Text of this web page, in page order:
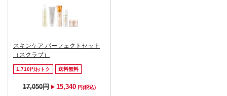
スキンケア パーフェクトセット
（スクラブ）
1,710円おトク 送料無料
17,050円 15,340 円(税込)